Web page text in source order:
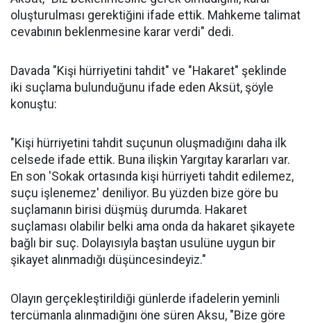
oluşturulması gerektiğini ifade ettik. Mahkeme talimat
cevabının beklenmesine karar verdi" dedi.
Davada "Kişi hürriyetini tahdit" ve "Hakaret" şeklinde
iki suçlama bulunduğunu ifade eden Aksüt, şöyle
konuştu:
"Kişi hürriyetini tahdit suçunun oluşmadığını daha ilk
celsede ifade ettik. Buna ilişkin Yargıtay kararları var.
En son 'Sokak ortasında kişi hürriyeti tahdit edilemez,
suçu işlenemez' deniliyor. Bu yüzden bize göre bu
suçlamanın birisi düşmüş durumda. Hakaret
suçlaması olabilir belki ama onda da hakaret şikayete
bağlı bir suç. Dolayısıyla baştan usulüne uygun bir
şikayet alınmadığı düşüncesindeyiz."
Olayın gerçekleştirildiği günlerde ifadelerin yeminli
tercümanla alınmadığını öne süren Aksu, "Bize göre